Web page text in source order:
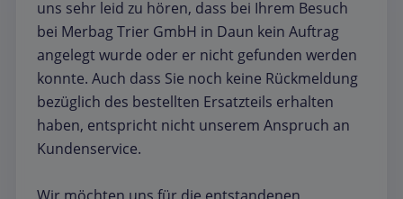
uns sehr leid zu hören, dass bei Ihrem Besuch
bei Merbag Trier GmbH in Daun kein Auftrag
angelegt wurde oder er nicht gefunden werden
konnte. Auch dass Sie noch keine Rückmeldung
bezüglich des bestellten Ersatzteils erhalten
haben, entspricht nicht unserem Anspruch an
Kundenservice.